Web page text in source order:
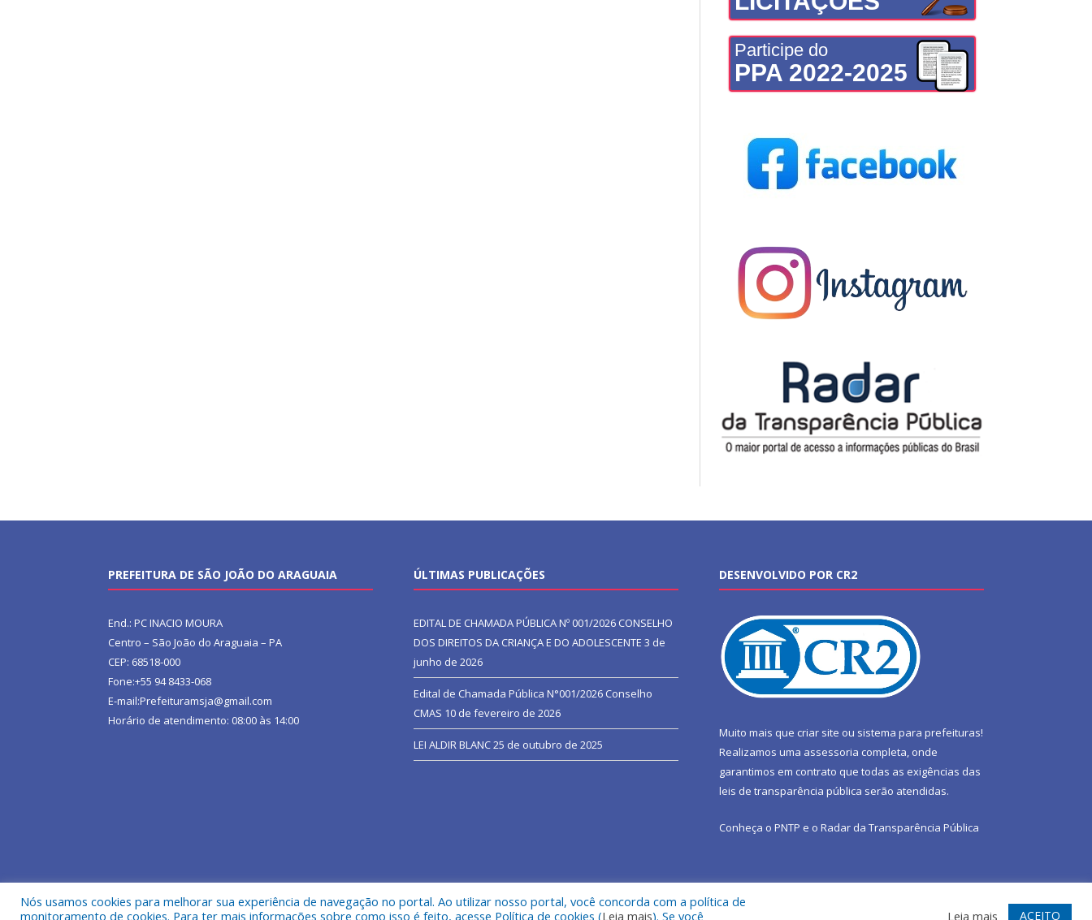
Participe do
PPA 2022-2025
PREFEITURA DE SÃO JOÃO DO ARAGUAIA
End.: PC INACIO MOURA
Centro – São João do Araguaia – PA
CEP: 68518-000
Fone:+55 94 8433-068
E-mail:Prefeituramsja@gmail.com
Horário de atendimento: 08:00 às 14:00
ÚLTIMAS PUBLICAÇÕES
EDITAL DE CHAMADA PÚBLICA Nº 001/2026 CONSELHO
DOS DIREITOS DA CRIANÇA E DO ADOLESCENTE 3 de
junho de 2026
Edital de Chamada Pública N°001/2026 Conselho
CMAS 10 de fevereiro de 2026
LEI ALDIR BLANC25 de outubro de 2025
DESENVOLVIDO POR CR2
Muito mais que criar site ou sistema para prefeituras!
Realizamos uma assessoria completa, onde
garantimos em contrato que todas as exigências das
leis de transparência pública serão atendidas.
Conheça o PNTP e o Radar da Transparência Pública
Todos os direitos reservados a Prefeitura Municipal de São João do Araguaia. Mapa do Site Acessar Webmail
Nós usamos cookies para melhorar sua experiência de navegação no portal. Ao utilizar nosso portal, você concorda com a política de
monitoramento de cookies. Para ter mais informações sobre como isso é feito, acesse Política de cookies (Leia mais). Se você Leia mais ACEITO